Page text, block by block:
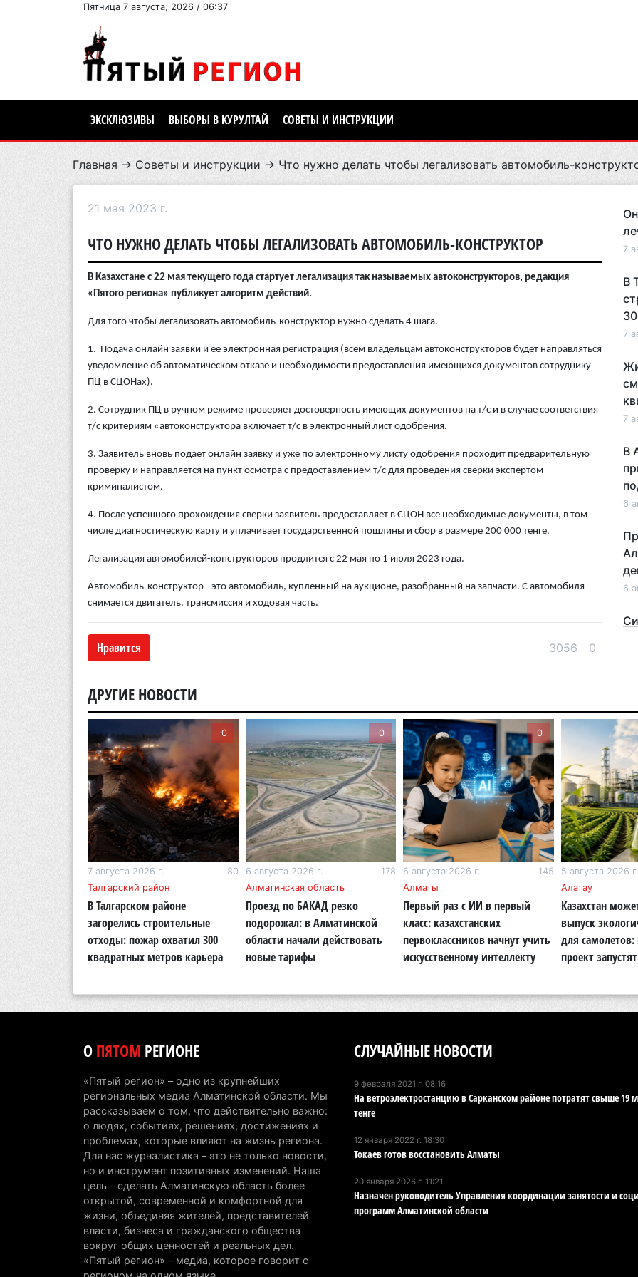
Пятница 7 августа, 2026 / 06:37
ЭКСКЛЮЗИВЫ ВЫБОРЫ В КУРУЛТАЙ СОВЕТЫ И ИНСТРУКЦИИ
Главная → Советы и инструкции → Что нужно делать чтобы легализовать автомобиль-
21 мая 2023 г.
ЧТО НУЖНО ДЕЛАТЬ ЧТОБЫ ЛЕГАЛИЗОВАТЬ АВТОМОБИЛЬ-КОНСТРУКТОР
В Казахстане с 22 мая текущего года стартует легализация так называемых автоконструкторов, редакция
«Пятого региона» публикует алгоритм действий.
Для того чтобы легализовать автомобиль-конструктор нужно сделать 4 шага.
1. Подача онлайн заявки и ее электронная регистрация (всем владельцам автоконструкторов будет направляться
уведомление об автоматическом отказе и необходимости предоставления имеющихся документов сотруднику
ПЦ в СЦОНах).
2. Сотрудник ПЦ в ручном режиме проверяет достоверность имеющих документов на т/с и в случае соответствия
т/с критериям «автоконструктора включает т/с в электронный лист одобрения.
3. Заявитель вновь подает онлайн заявку и уже по электронному листу одобрения проходит предварительную
проверку и направляется на пункт осмотра с предоставлением т/с для проведения сверки экспертом
криминалистом.
4. После успешного прохождения сверки заявитель предоставляет в СЦОН все необходимые документы, в том
числе диагностическую карту и уплачивает государственной пошлины и сбор в размере 200 000 тенге.
Легализация автомобилей-конструкторов продлится с 22 мая по 1 июля 2023 года.
Автомобиль-конструктор - это автомобиль, купленный на аукционе, разобранный на запчасти. С автомобиля
снимается двигатель, трансмиссия и ходовая часть.
Нравится 3056 0
7
В
7
7
В
6
6
6
6
6
5
5
5
5
5
ДРУГИЕ НОВОСТИ
0
7 августа 2026 г.
80
Талгарский район
В Талгарском районе
загорелись строительные
отходы: пожар охватил 300
квадратных метров карьера
0
6 августа 2026 г.
178
Алматинская область
Проезд по БАКАД резко
подорожал: в Алматинской
области начали действовать
новые тарифы
0
6 августа 2026 г.
145
Алматы
Первый раз с ИИ в первый
класс: казахстанских
первоклассников начнут учить
искусственному интеллекту
5 августа 2026 г.
Алатау
Казахстан
выпуск
для
проект
ОПЯТОМ РЕГИОНЕ
«Пятый регион» – одно из крупнейших
региональных медиа Алматинской области. Мы
рассказываем о том, что действительно важно:
о людях, событиях, решениях, достижениях и
проблемах, которые влияют на жизнь региона.
Для нас журналистика – это не только новости,
но и инструмент позитивных изменений. Наша
цель – сделать Алматинскую область более
открытой, современной и комфортной для
жизни, объединяя жителей, представителей
власти, бизнеса и гражданского общества
вокруг общих ценностей и реальных дел.
«Пятый регион» – медиа, которое говорит с
СЛУЧАЙНЫЕ НОВОСТИ
9 февраля 2021 г. 08:16
На ветроэлектростанцию в Сарканском районе потратят свыше 19
тенге
12 января 2022 г. 18:30
Токаев готов восстановить Алматы
20 января 2026 г. 11:21
Назначен руководитель Управления координации занятости и
программ Алматинской области